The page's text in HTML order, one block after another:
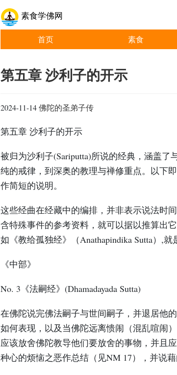
素食学佛网
首页 素食
第五章 沙利子的开示
2024-11-14佛陀的圣弟子传
第五章 沙利子的开示
被归为沙利子(Sariputta)所说的经典，涵盖
纯的戒律，到深奥的教理与禅修重点。以下
作简短的说明。
这些经曲在经藏中的编排，并非表示说法时
含特殊事件的参考资料，就可以据以推算出
如《教给孤独经》（Anathapindika Sutta）,就
《中部》
No. 3《法嗣经》(Dhamadayada Sutta)
在佛陀说完佛法嗣子与世间嗣子，并退居他
如何表现，以及当佛陀远离愦闹（混乱喧闹
应该放舍佛陀教导他们要放舍的事物，并且
种心的烦恼之恶作总结（见NM 17），并说